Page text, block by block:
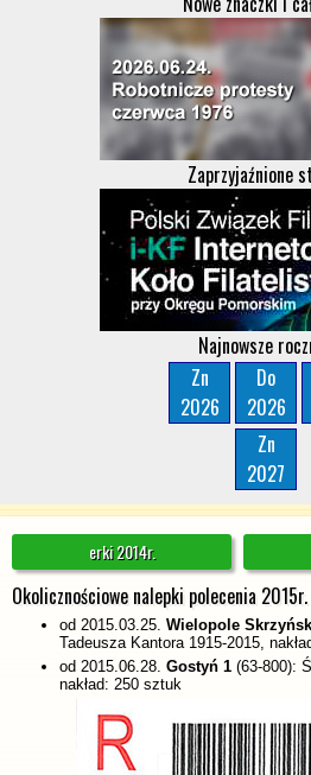
Zaprzyjaźnione
Najnowsze
Zn
2026
Do
2026
Zn
2027
erki 2014r.
Okolicznościowe nalepki polecenia 2015r.
od 2015.03.25. Wielopole
Tadeusza Kantora 1915-2015,
od 2015.06.28. Gostyń 1 (63-800):
nakład: 250 sztuk